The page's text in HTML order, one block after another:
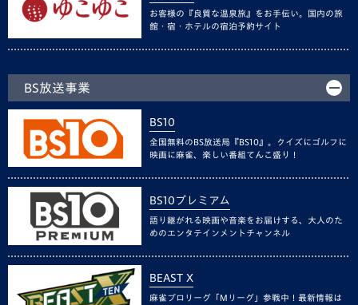
お客様の『良質な温泉旅』をお手伝い。国内の旅
館・宿・ホテルの宿泊予約サイト
BS放送事業
BS10
全国無料のBS放送局『BS10』。クイズにゴルフに
映画に麻雀、楽しい番組てんこ盛り！
BS10プレミアム
語り継がれる映画や音楽をお届けする、大人のた
めのエンタテインメントチャンネル
BEAST X
麻雀プロリーグ「Mリーグ」参戦中！最新情報は